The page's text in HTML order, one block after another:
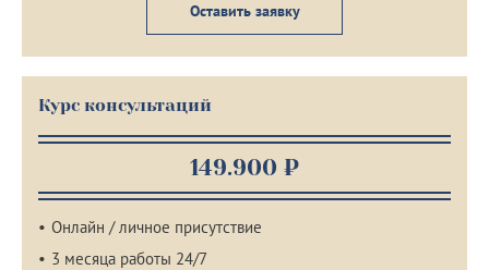
Оставить заявку
Курс консультаций
149.900 ₽
Онлайн / личное присутствие
3 месяца работы 24/7